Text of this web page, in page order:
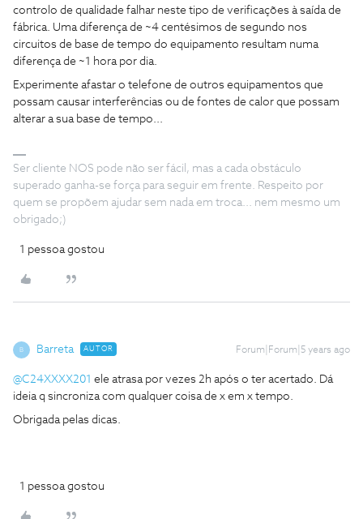
controlo de qualidade falhar neste tipo de verificações à saída de
fábrica. Uma diferença de ~4 centésimos de segundo nos
circuitos de base de tempo do equipamento resultam numa
diferença de ~1 hora por dia.
Experimente afastar o telefone de outros equipamentos que
possam causar interferências ou de fontes de calor que possam
alterar a sua base de tempo...
Ser cliente NOS pode não ser fácil, mas a cada obstáculo
superado ganha-se força para seguir em frente. Respeito por
quem se propõem ajudar sem nada em troca... nem mesmo um
obrigado;)
1 pessoa gostou
B Barreta AUTOR Forum|Forum|5 years ago
@C24XXXX201 ele atrasa por vezes 2h após o ter acertado. Dá
ideia q sincroniza com qualquer coisa de x em x tempo.
Obrigada pelas dicas.
1 pessoa gostou